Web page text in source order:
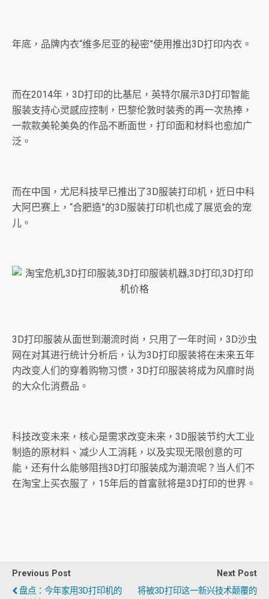
年底，品牌内衣“维多尼亚的秘密”使用推出3D打印内衣。
而在2014年，3D打印的比基尼，英特尔展示3D打印智能
服装支持心灵感应控制，巴黎伦敦时装秀的再一次热捧，
一款款美轮美奂的作品不断面世，打印面和材料也愈加广
泛。
而在中国，尤尼科技早已推出了3D服装打印机，近日中科
大阿巴赛上，“合肥造”的3D服装打印机也成了展览会的宠
儿。
3D打印服装从面世到潮流时尚，只用了一年时间，3D沙虫
网在对其进行统计分析后，认为3D打印服装将在未来五年
内改变人们的穿着购物习惯，3D打印服装将成为风靡时尚
的大众化消费品。
科技改变未来，核心是需求改变未来，3D服装节约大工业
制造的原材料、减少人工消耗，以及实现无限创意的可
能，还有什么能够阻挡3D打印服装成为潮流呢？当人们不
在淘宝上买衣服了，15年后的首富就将是3D打印的世界。
Previous Post
盘点：今年家用3D打印机的
Next Post
将被3D打印这一新兴技术颠覆的